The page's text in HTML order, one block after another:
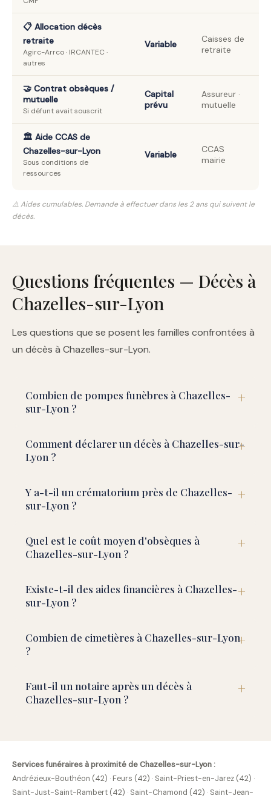
📋 Allocation décès
retraite
Agirc-Arrco · IRCANTEC ·
autres
Variable
Caisses de
retraite
🤝 Contrat obsèques /
mutuelle
Si défunt avait souscrit
Capital
prévu
Assureur ·
mutuelle
🏛️ Aide CCAS de
Chazelles-sur-Lyon
Sous conditions de
ressources
Variable
CCAS
mairie
⚠️ Aides cumulables. Demande à effectuer dans les 2 ans qui suivent le
décès.
Questions fréquentes — Décès à
Chazelles-sur-Lyon
Les questions que se posent les familles confrontées à
un décès à Chazelles-sur-Lyon.
Combien de pompes funèbres à Chazelles-
sur-Lyon ?
Comment déclarer un décès à Chazelles-sur-
Lyon ?
Y a-t-il un crématorium près de Chazelles-
sur-Lyon ?
Quel est le coût moyen d'obsèques à
Chazelles-sur-Lyon ?
Existe-t-il des aides financières à Chazelles-
sur-Lyon ?
Combien de cimetières à Chazelles-sur-Lyon
?
Faut-il un notaire après un décès à
Chazelles-sur-Lyon ?
Services funéraires à proximité de Chazelles-sur-Lyon :
Andrézieux-Bouthéon (42) · Feurs (42) · Saint-Priest-en-Jarez (42) ·
Saint-Just-Saint-Rambert (42) · Saint-Chamond (42) · Saint-Jean-